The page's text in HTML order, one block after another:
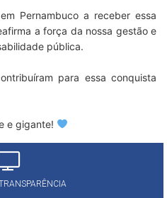
Pernambuco a receber essa
a força da nossa gestão e
pública.
para essa conquista
e gigante!